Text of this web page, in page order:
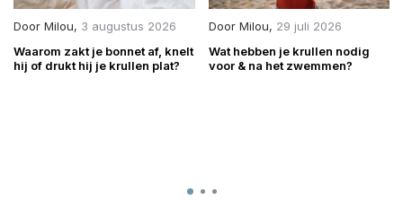
Door Milou, 3 augustus 2026
Waarom zakt je bonnet af, knelt
hij of drukt hij je krullen plat?
Door Milou, 29 juli 2026
Wat hebben je krullen nodig
voor & na het zwemmen?